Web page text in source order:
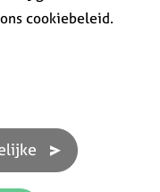
cookiebeleid.